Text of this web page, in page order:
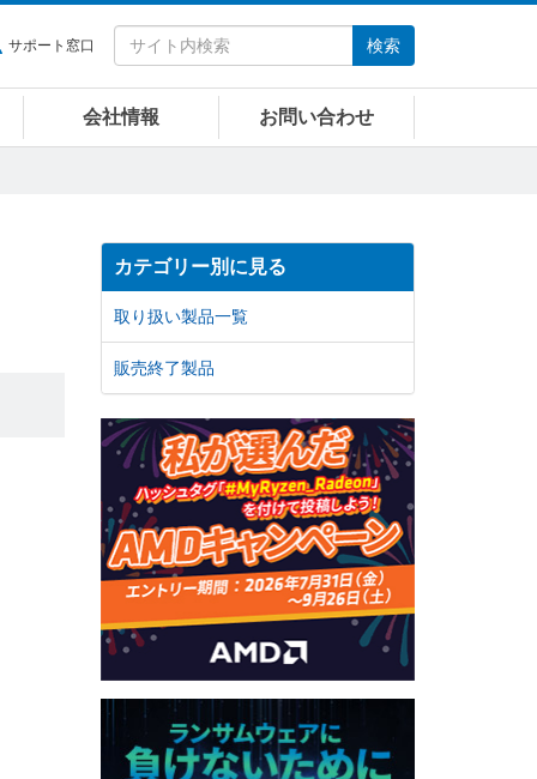
サポート窓口 検索
会社情報 お問い合わせ
カテゴリー別に見る
取り扱い製品一覧
販売終了製品